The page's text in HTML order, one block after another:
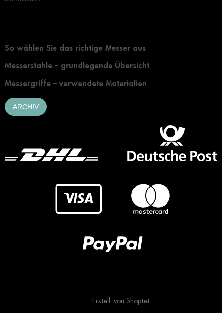
So wählen Sie das richtige Messer aus
Messerstähle – grundlegende Übersicht
Messergriffe – verwendete Materialien
ARCHIV
Erstellt von Shoptet